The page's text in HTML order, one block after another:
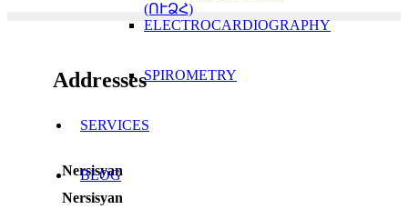
(ՈՒՁՀ)
ELECTROCARDIOGRAPHY
SPIROMETRY
SERVICES
BLOG
Addresses
Nersisyan
Nersisyan